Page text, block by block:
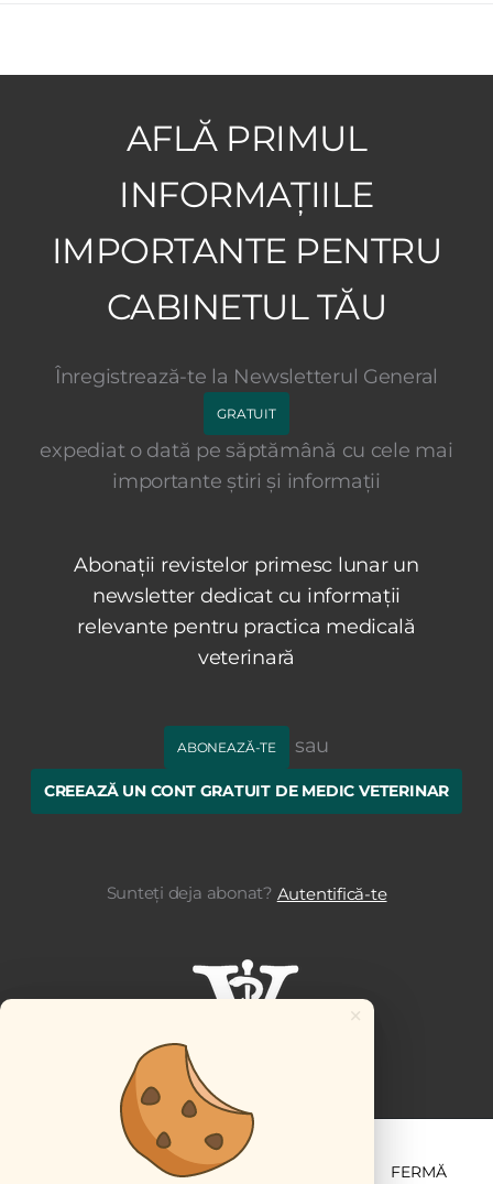
AFLĂ PRIMUL
INFORMAȚIILE
IMPORTANTE PENTRU
CABINETUL TĂU
Înregistrează-te la Newsletterul General
GRATUIT
expediat o dată pe săptămână cu cele mai
importante știri și informații
Abonații revistelor primesc lunar un
newsletter dedicat cu informații
relevante pentru practica medicală
veterinară
ABONEAZĂ-TE sau
CREEAZĂ UN CONT GRATUIT DE MEDIC VETERINAR
Sunteți deja abonat? Autentifică-te
ȘTIINȚĂ ȘI PRACTICĂ FERMĂ
×